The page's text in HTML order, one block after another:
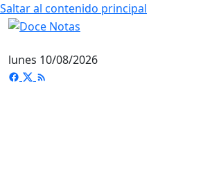
Saltar al contenido principal
lunes 10/08/2026